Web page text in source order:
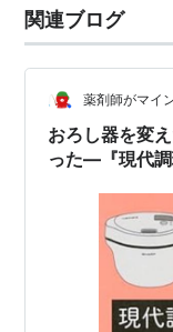
年号
関連ブログ
薬剤師がマイ
おろし器を変
った―『現代調